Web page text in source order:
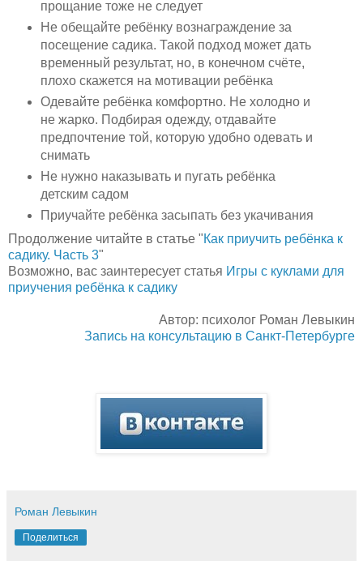
прощание тоже не следует
Не обещайте ребёнку вознаграждение за
посещение садика. Такой подход может дать
временный результат, но, в конечном счёте,
плохо скажется на мотивации ребёнка
Одевайте ребёнка комфортно. Не холодно и
не жарко. Подбирая одежду, отдавайте
предпочтение той, которую удобно одевать и
снимать
Не нужно наказывать и пугать ребёнка
детским садом
Приучайте ребёнка засыпать без укачивания
Продолжение читайте в статье "Как приучить ребёнка к
садику. Часть 3"
Возможно, вас заинтересует статья Игры с куклами для
приучения ребёнка к садику
Автор: психолог Роман Левыкин
Запись на консультацию в Санкт-Петербурге
Роман Левыкин
Поделиться